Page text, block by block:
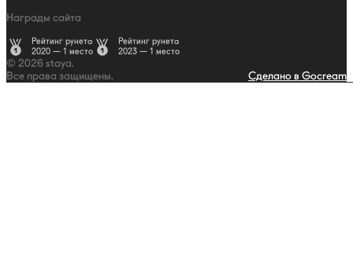
Награды сайта
Рейтинг рунета
2020 — 1 место
Рейтинг рунета
2023 — 1 место
© 2026 staya.
Все права защищены.
Сделано в Gocream